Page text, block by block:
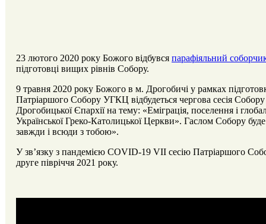
23 лютого 2020 року Божого відбувся парафіяльний
підготовці вищих рівнів Собору.
9 травня 2020 року Божого в м. Дрогобичі у рамках
Патріаршого Собору УГКЦ відбудеться чергова сесія
Дрогобицької Єпархії на тему: «Еміграція, поселення і
Української Греко-Католицької Церкви». Гаслом Собору
завжди і всюди з тобою».
У зв’язку з пандемією COVID-19 VІІ сесію Патріаршого
друге півріччя 2021 року.